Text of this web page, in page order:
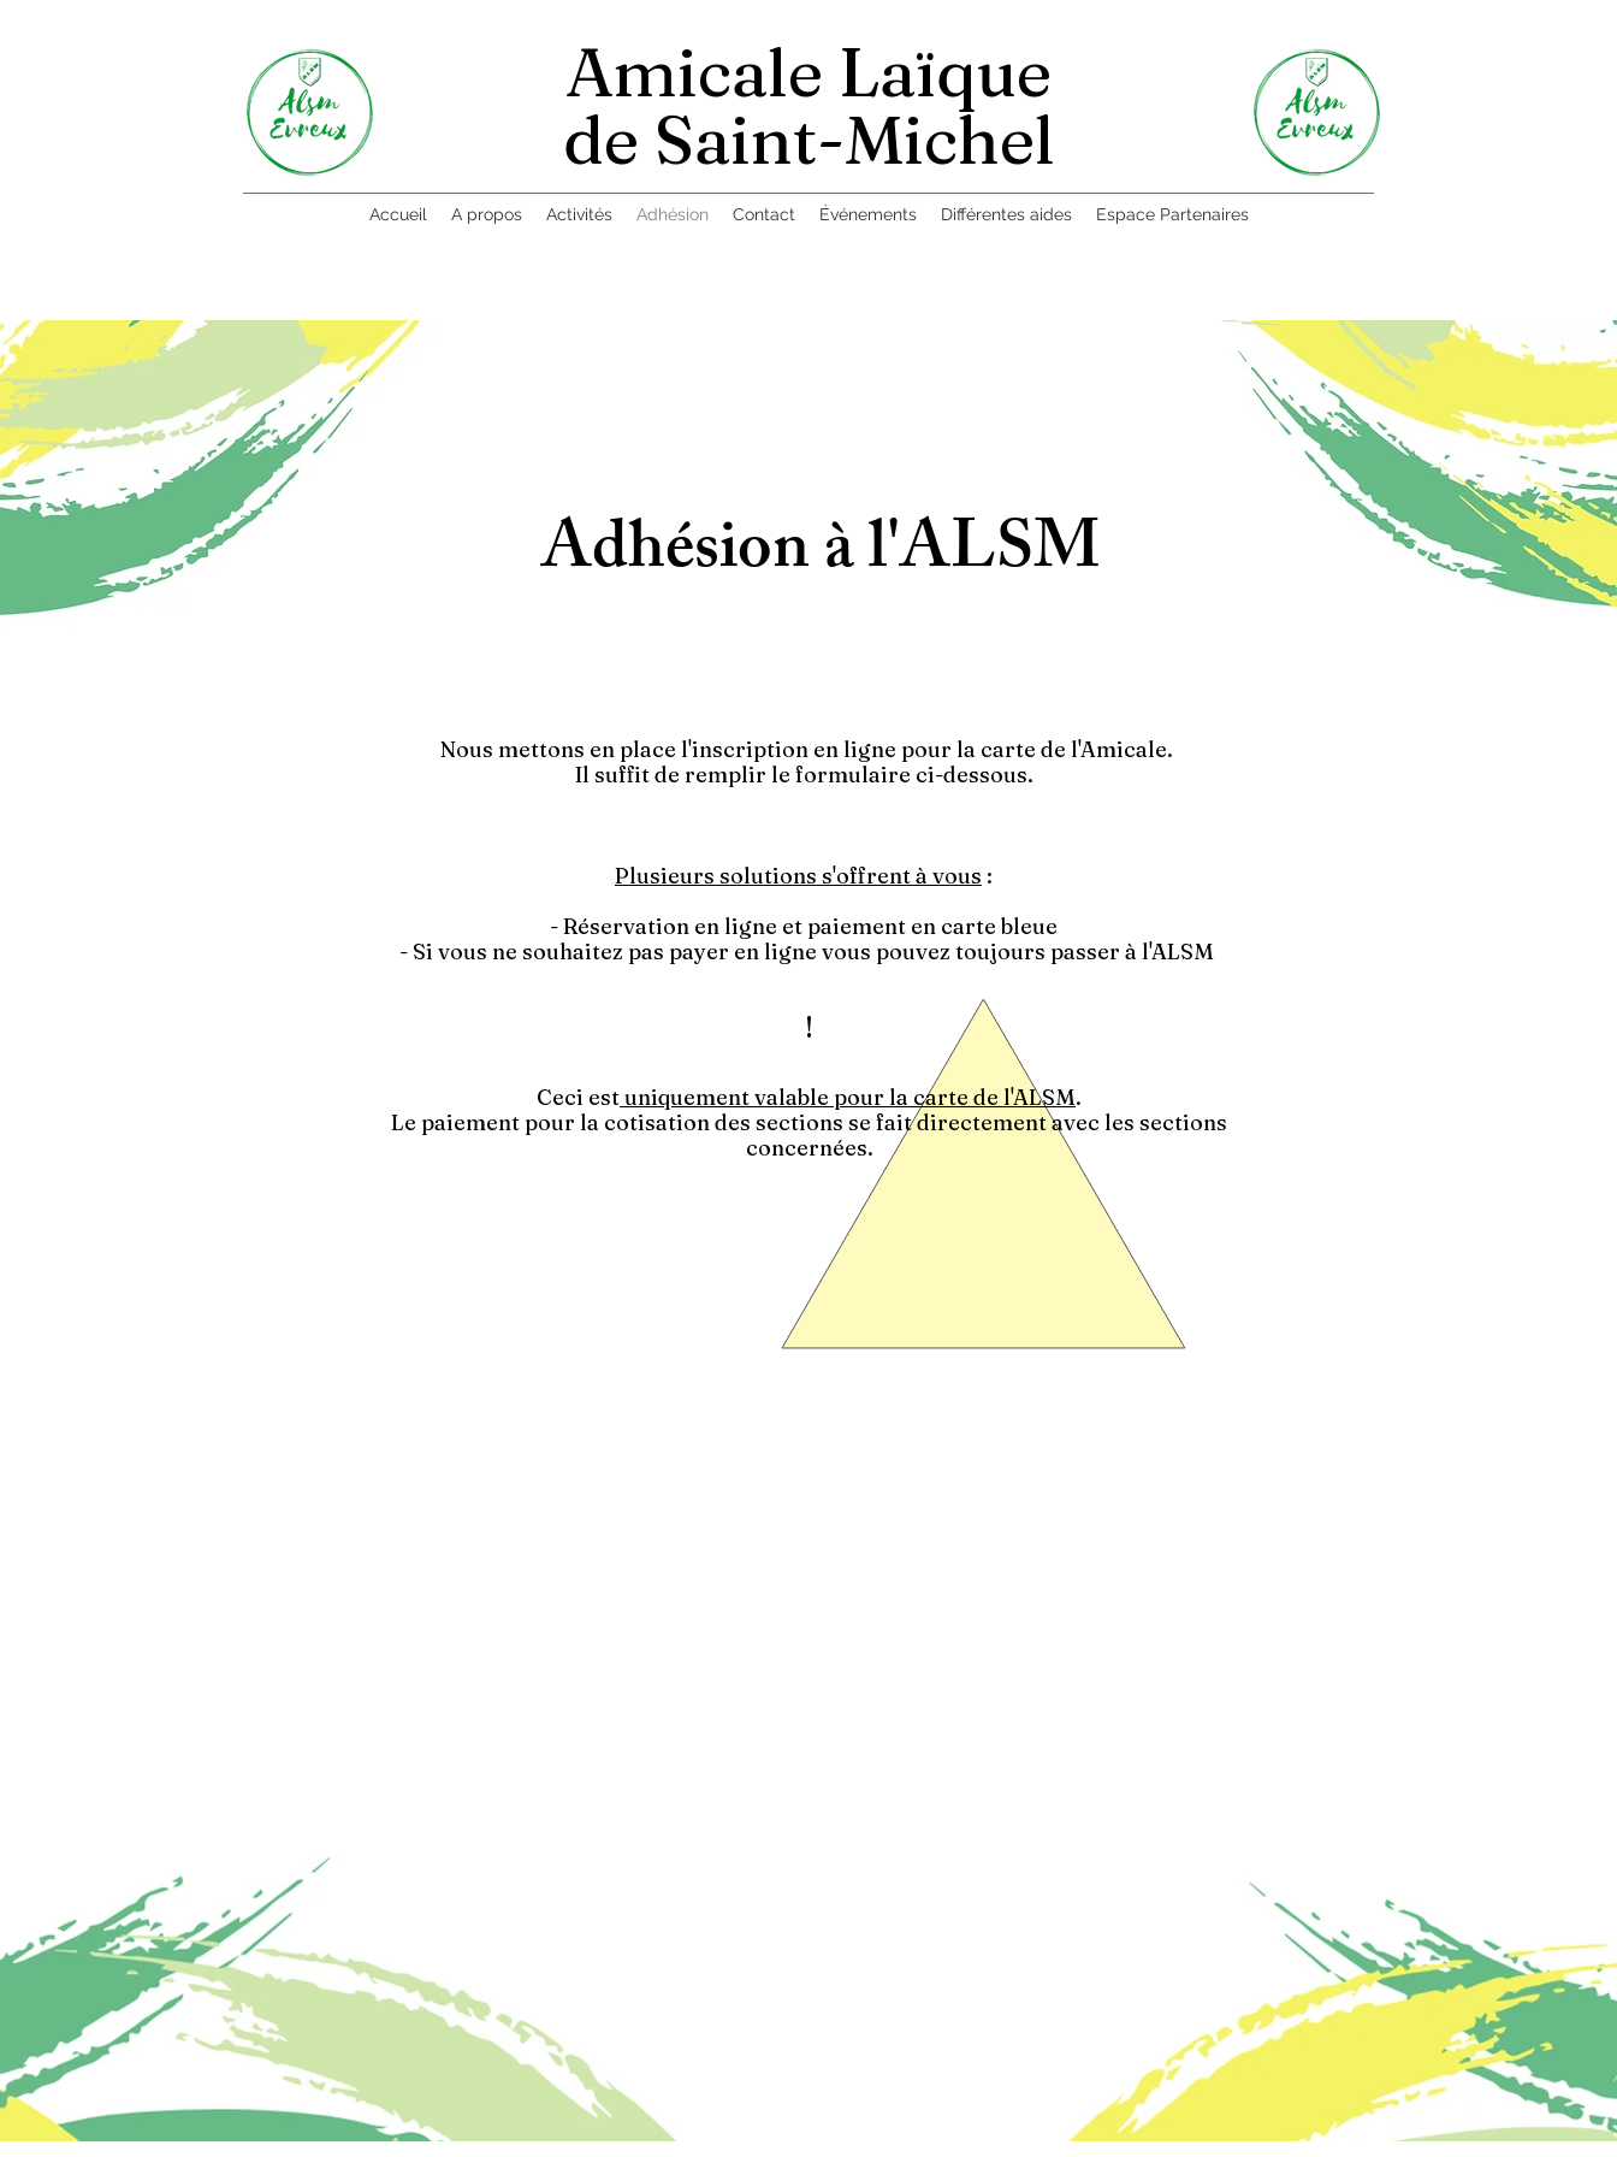
Amicale Laïque
de Saint-Michel
Accueil A propos Activités Adhésion Contact Événements Différentes aides Espace Partenaires
Adhésion à l'ALSM
Nous mettons en place l'inscription en ligne pour la carte de l'Amicale.
Il suffit de remplir le formulaire ci-dessous.
Plusieurs solutions s'offrent à vous :
- Réservation en ligne et paiement en carte bleue
- Si vous ne souhaitez pas payer en ligne vous pouvez toujours passer à l'ALSM
!
Ceci estuniquement valable pour la carte de l'ALSM.
Le paiement pour la cotisation des sections se fait directement avec les sections
concernées.